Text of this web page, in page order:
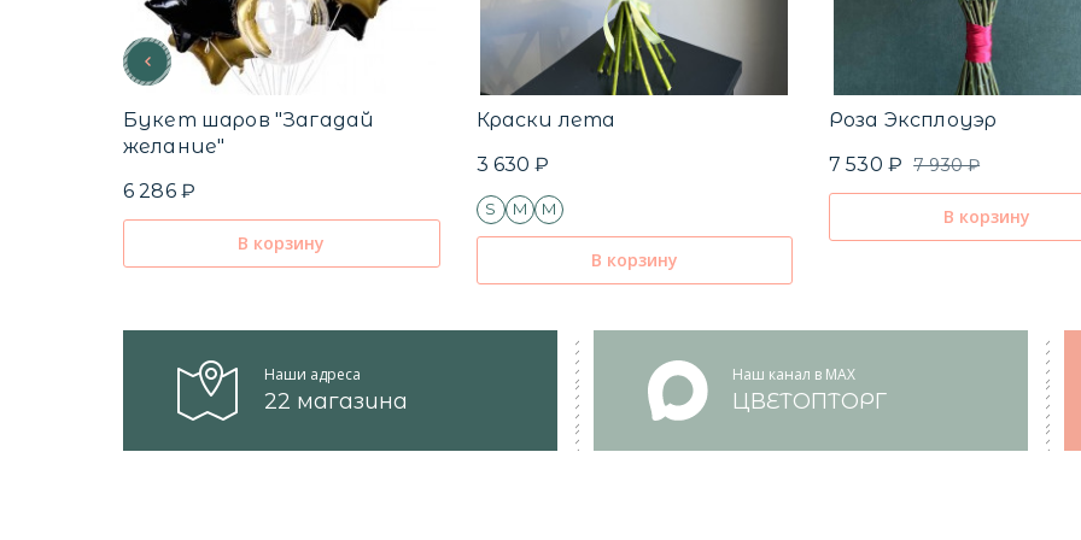
Букет шаров "Загадай
желание"
6 286 ₽
В корзину
Краски лета
3 630 ₽
S M M
В корзину
Роза Эксплоуэр
7 530 ₽ 7 930 ₽
В корзину
Наши адреса
22 магазина
Наш канал в MAX
ЦВЕТОПТОРГ